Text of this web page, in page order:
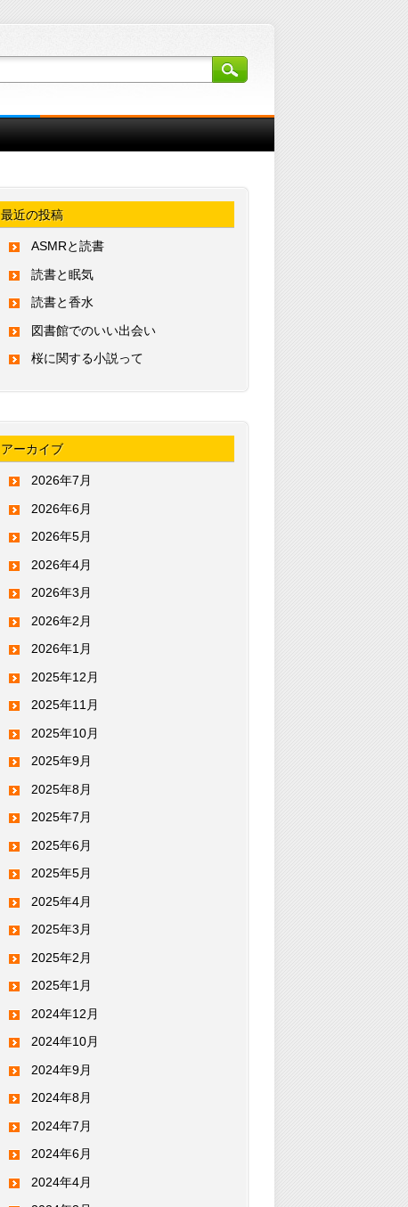
最近の投稿
ASMRと読書
読書と眠気
読書と香水
図書館でのいい出会い
桜に関する小説って
アーカイブ
2026年7月
2026年6月
2026年5月
2026年4月
2026年3月
2026年2月
2026年1月
2025年12月
2025年11月
2025年10月
2025年9月
2025年8月
2025年7月
2025年6月
2025年5月
2025年4月
2025年3月
2025年2月
2025年1月
2024年12月
2024年10月
2024年9月
2024年8月
2024年7月
2024年6月
2024年4月